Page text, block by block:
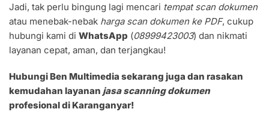
Jadi, tak perlu bingung lagi mencari tempat scan dokumen
atau menebak-nebak harga scan dokumen ke PDF, cukup
hubungi kami di WhatsApp (08999423003) dan nikmati
layanan cepat, aman, dan terjangkau!
Hubungi Ben Multimedia sekarang juga dan rasakan
kemudahan layanan jasa scanning dokumen
profesional di Karanganyar!